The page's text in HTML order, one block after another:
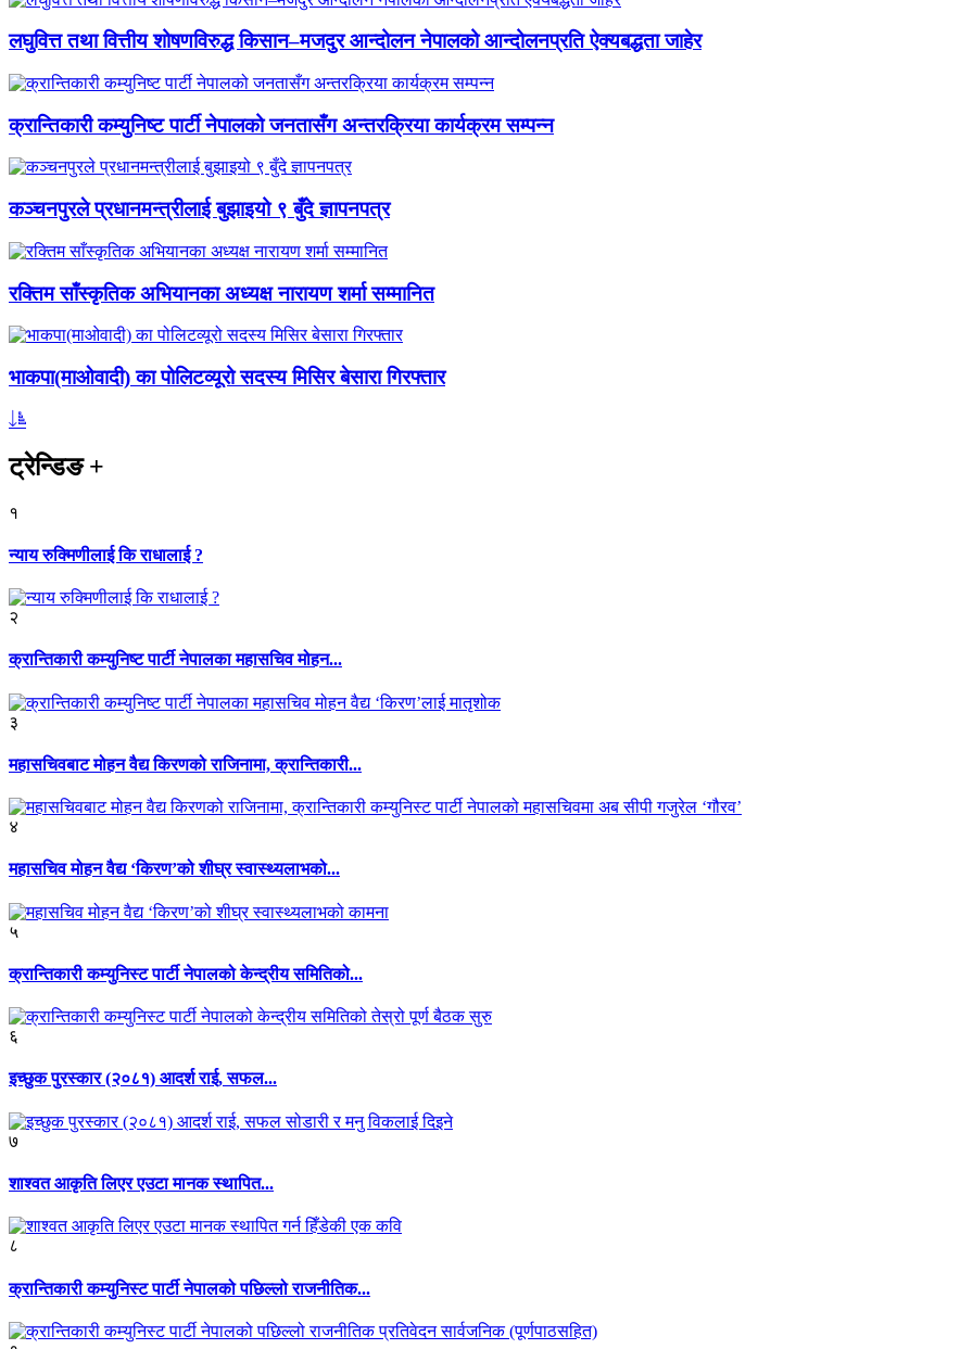
लघुवित्त तथा वित्तीय शोषणविरुद्ध किसान–मजदुर आन्दोलन नेपालको आन्दोलनप्रति ऐक्यबद्धता जाहेर
क्रान्तिकारी कम्युनिष्ट पार्टी नेपालको जनतासँग अन्तरक्रिया कार्यक्रम सम्पन्न
कञ्चनपुरले प्रधानमन्त्रीलाई बुझाइयो ९ बुँदे ज्ञापनपत्र
रक्तिम साँस्कृतिक अभियानका अध्यक्ष नारायण शर्मा सम्मानित
भाकपा(माओवादी) का पोलिटव्यूरो सदस्य मिसिर बेसारा गिरफ्तार
ट्रेन्डिङ+
१
न्याय रुक्मिणीलाई कि राधालाई ?
२
क्रान्तिकारी कम्युनिष्ट पार्टी नेपालका महासचिव मोहन...
३
महासचिवबाट मोहन वैद्य किरणको राजिनामा, क्रान्तिकारी...
४
महासचिव मोहन वैद्य ‘किरण’को शीघ्र स्वास्थ्यलाभको...
५
क्रान्तिकारी कम्युनिस्ट पार्टी नेपालको केन्द्रीय समितिको...
६
इच्छुक पुरस्कार (२०८१) आदर्श राई, सफल...
७
शाश्वत आकृति लिएर एउटा मानक स्थापित...
८
क्रान्तिकारी कम्युनिस्ट पार्टी नेपालको पछिल्लो राजनीतिक...